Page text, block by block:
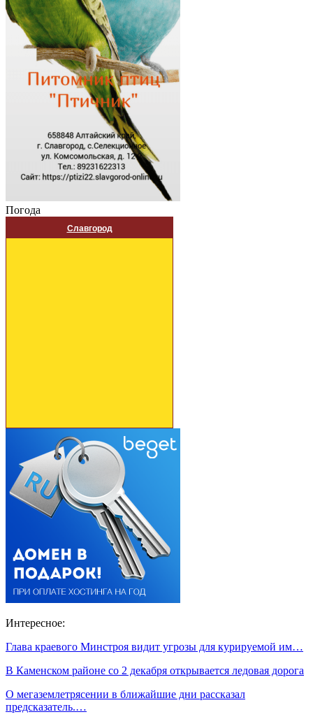
Погода
Славгород
Интересное:
Глава краевого Минстроя видит угрозы для курируемой им…
В Каменском районе со 2 декабря открывается ледовая дорога
О мегаземлетрясении в ближайшие дни рассказал
предсказатель.…